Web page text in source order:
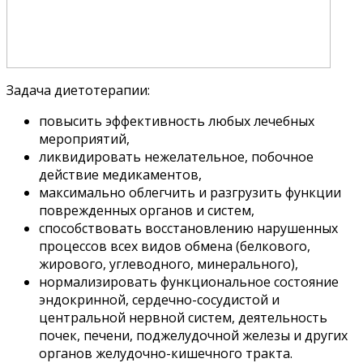
Задача диетотерапии:
повысить эффективность любых лечебных
мероприятий,
ликвидировать нежелательное, побочное
действие медикаментов,
максимально облегчить и разгрузить функции
поврежденных органов и систем,
способствовать восстановлению нарушенных
процессов всех видов обмена (белкового,
жирового, углеводного, минерального),
нормализировать функциональное состояние
эндокринной, сердечно-сосудистой и
центральной нервной систем, деятельность
почек, печени, поджелудочной железы и других
органов желудочно-кишечного тракта.